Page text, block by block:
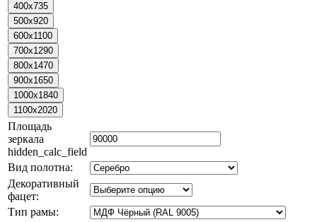
Площадь
зеркала
hidden_calc_field
Вид полотна:
Декоративный
фацет:
Тип рамы: